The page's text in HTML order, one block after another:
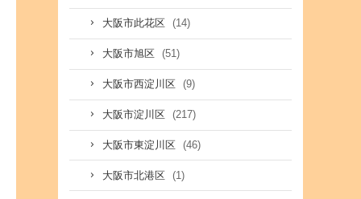
大阪市此花区 (14)
大阪市旭区 (51)
大阪市西淀川区 (9)
大阪市淀川区 (217)
大阪市東淀川区 (46)
大阪市北港区 (1)